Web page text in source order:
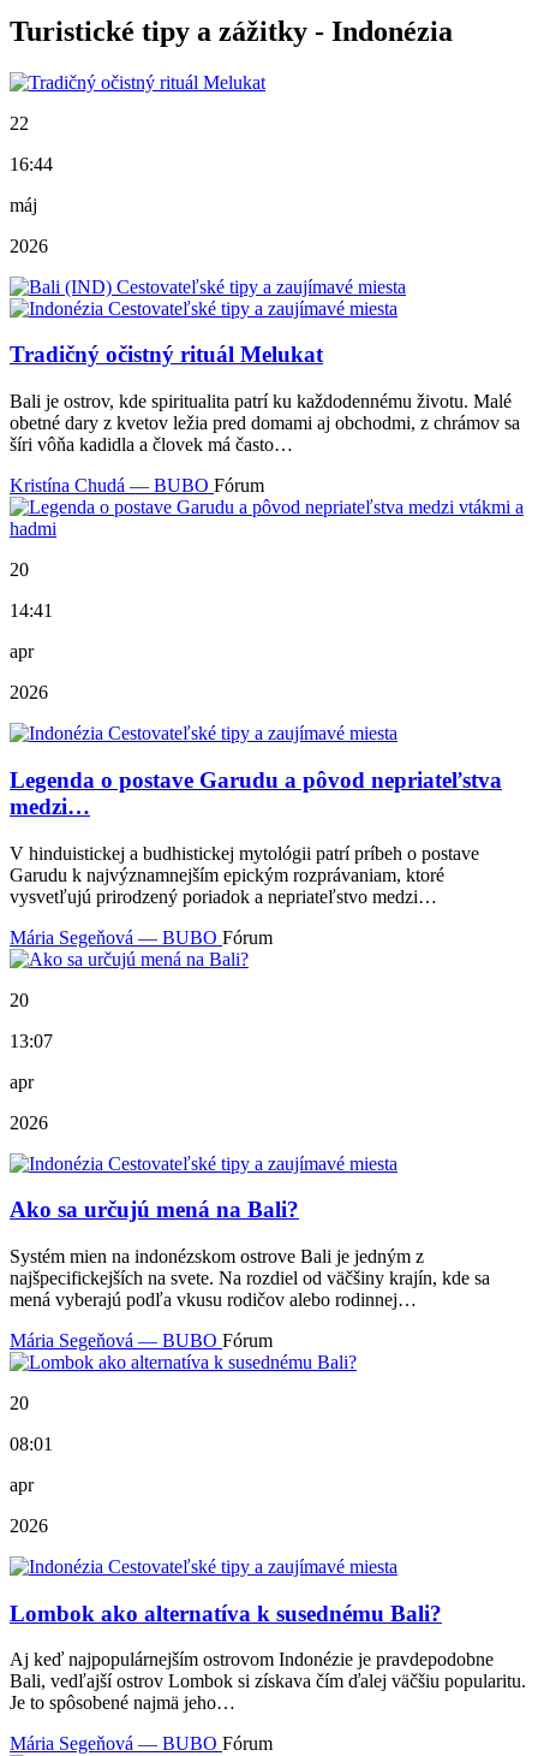
Turistické tipy a zážitky - Indonézia
22
16:44
máj
2026
Tradičný očistný rituál Melukat
Bali je ostrov, kde spiritualita patrí ku každodennému životu. Malé
obetné dary z kvetov ležia pred domami aj obchodmi, z chrámov sa
šíri vôňa kadidla a človek má často…
Kristína Chudá — BUBO Fórum
20
14:41
apr
2026
Legenda o postave Garudu a pôvod nepriateľstva
medzi…
V hinduistickej a budhistickej mytológii patrí príbeh o postave
Garudu k najvýznamnejším epickým rozprávaniam, ktoré
vysvetľujú prirodzený poriadok a nepriateľstvo medzi…
Mária Segeňová — BUBO Fórum
20
13:07
apr
2026
Ako sa určujú mená na Bali?
Systém mien na indonézskom ostrove Bali je jedným z
najšpecifickejších na svete. Na rozdiel od väčšiny krajín, kde sa
mená vyberajú podľa vkusu rodičov alebo rodinnej…
Mária Segeňová — BUBO Fórum
20
08:01
apr
2026
Lombok ako alternatíva k susednému Bali?
Aj keď najpopulárnejším ostrovom Indonézie je pravdepodobne
Bali, vedľajší ostrov Lombok si získava čím ďalej väčšiu popularitu.
Je to spôsobené najmä jeho…
Mária Segeňová — BUBO Fórum